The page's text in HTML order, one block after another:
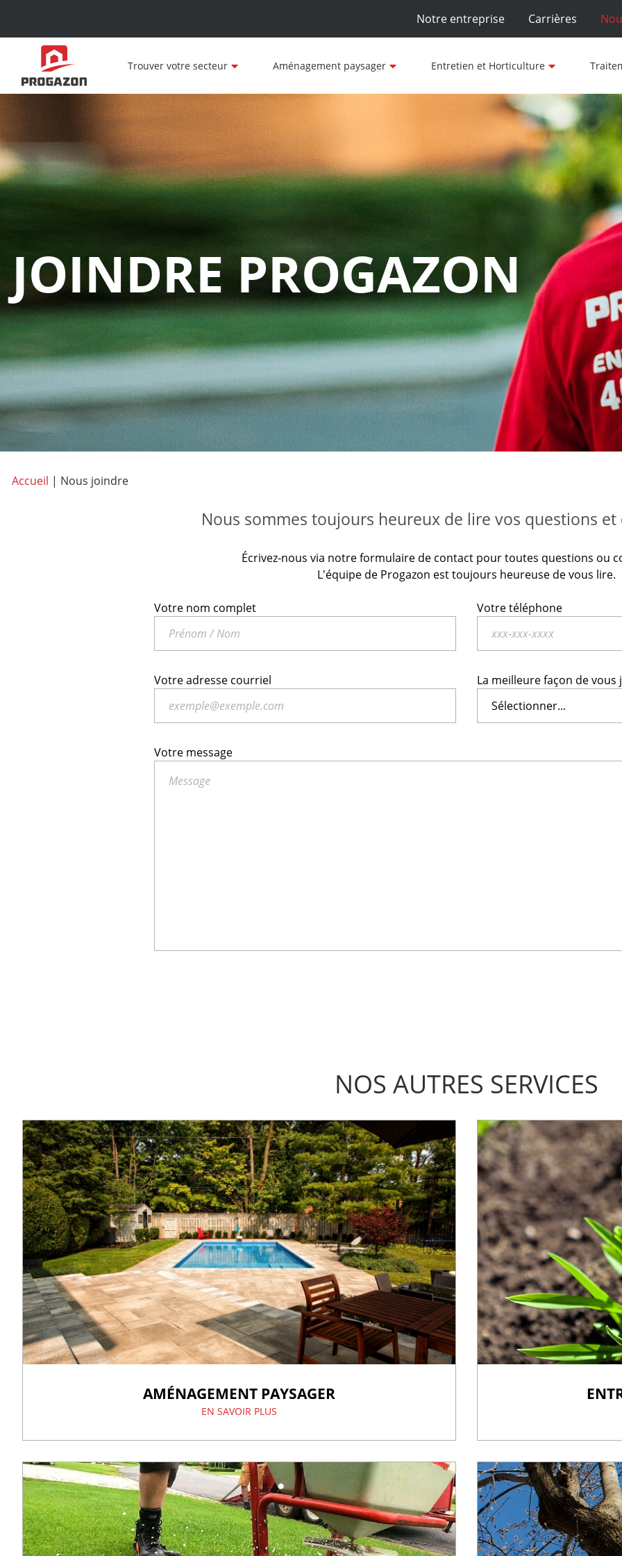
Trouver votre secteur Aménagement paysager Entretien et Horticulture
Notre entreprise Carrières
JOINDRE PROGAZON
Accueil | Nous joindre
Nous sommes toujours heureux de lire vos questions
Écrivez-nous via notre formulaire de contact pour toutes questions ou
L'équipe de Progazon est toujours heureuse de vous lire.
Votre nom complet Votre téléphone
Votre adresse courriel La meilleure façon de vous
Votre message
NOS AUTRES SERVICES
AMÉNAGEMENT PAYSAGER
EN SAVOIR PLUS